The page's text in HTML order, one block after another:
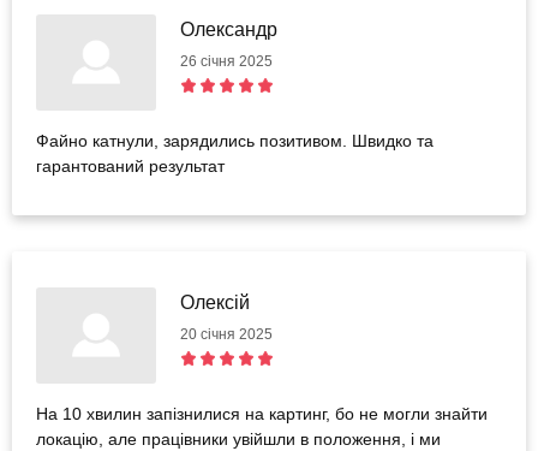
Олександр
26 січня 2025
Файно катнули, зарядились позитивом. Швидко та
гарантований результат
Олексій
20 січня 2025
На 10 хвилин запізнилися на картинг, бо не могли знайти
локацію, але працівники увійшли в положення, і ми